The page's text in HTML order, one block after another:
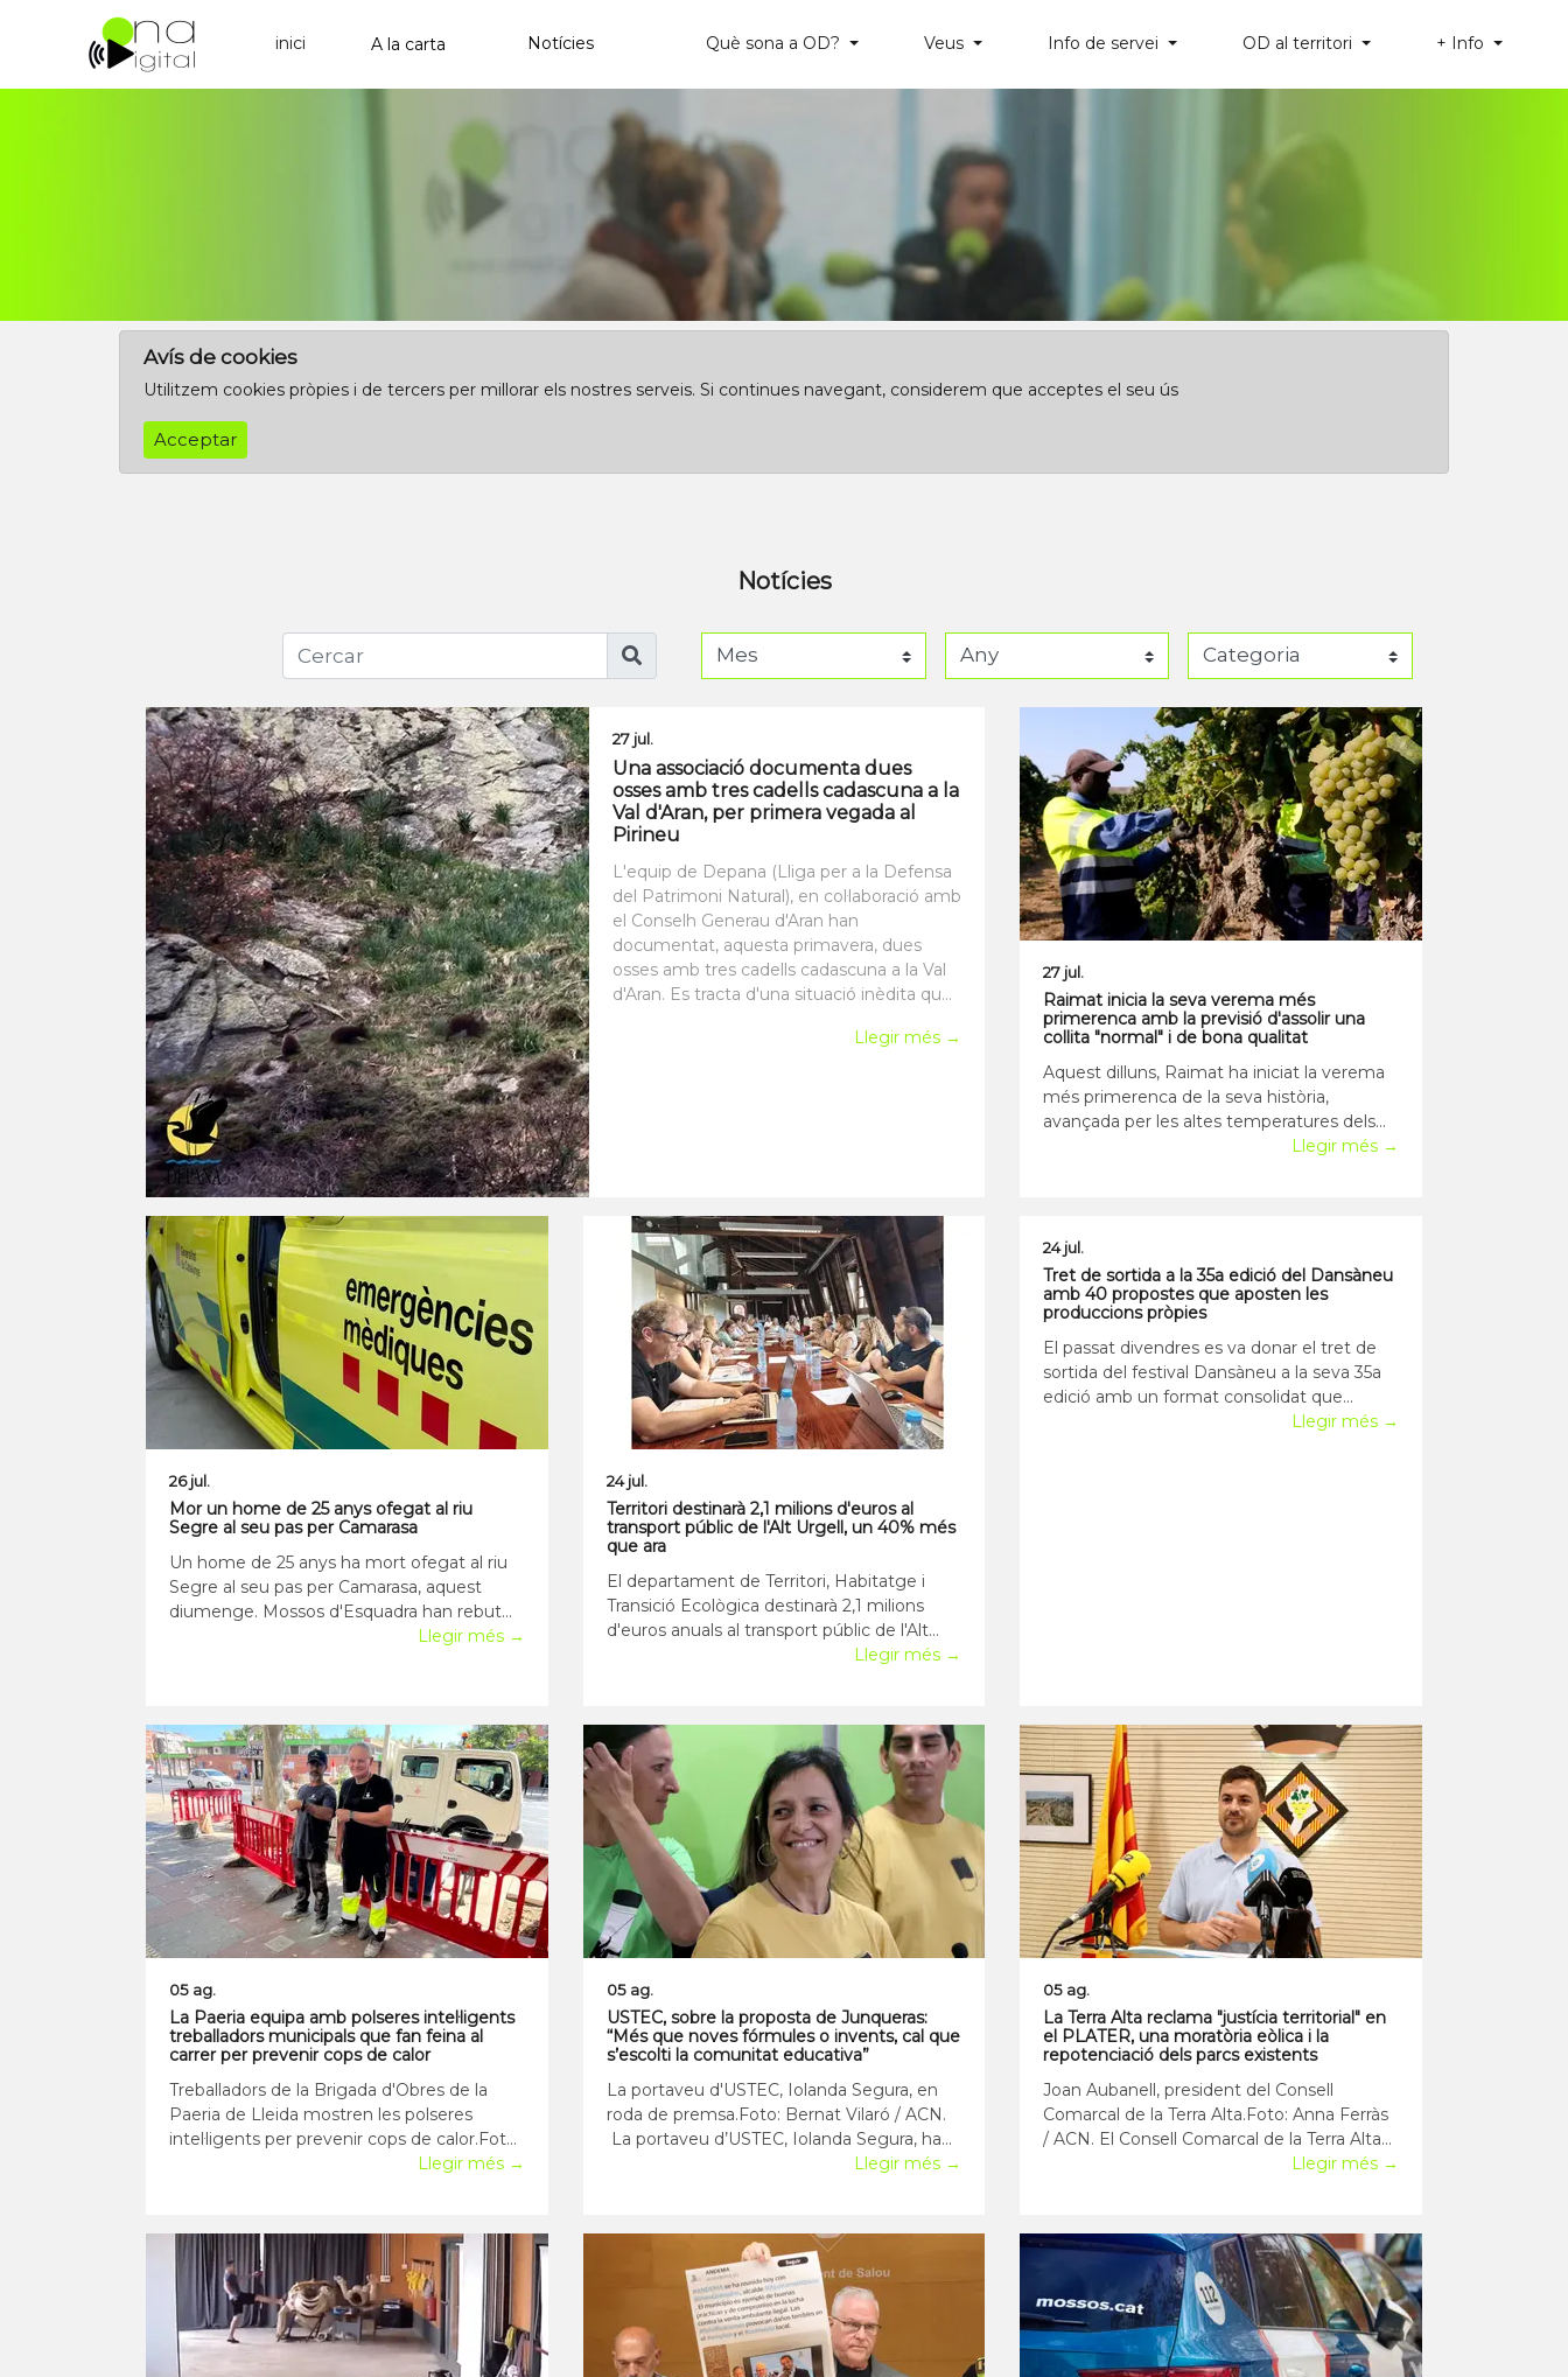
inici Notícies Què sona a OD? Veus Info de servei OD al territori + Info
Avís de cookies
Utilitzem cookies pròpies i de tercers per millorar els nostres serveis. Si continues navegant, considerem que acceptes el seu ús
Acceptar
Notícies
27 jul.
Una associació documenta dues
osses amb tres cadells cadascuna a la
Val d'Aran, per primera vegada al
Pirineu
L'equip de Depana (Lliga per a la Defensa
del Patrimoni Natural), en col·laboració amb
el Conselh Generau d'Aran han
documentat, aquesta primavera, dues
osses amb tres cadells cadascuna a la Val
d'Aran. Es tracta d'una situació inèdita que
Llegir més →
27 jul.
Raimat inicia la seva verema més
primerenca amb la previsió d'assolir una
collita "normal" i de bona qualitat
Aquest dilluns, Raimat ha iniciat la verema
més primerenca de la seva història,
avançada per les altes temperatures dels
últims mesos. El celler lleidatà preveu
Llegir més →
26 jul.
Mor un home de 25 anys ofegat al riu
Segre al seu pas per Camarasa
Un home de 25 anys ha mort ofegat al riu
Segre al seu pas per Camarasa, aquest
diumenge. Mossos d'Esquadra han rebut
l'avís a les 14.20 hores, i expliquen a l'ACN
Llegir més →
24 jul.
Territori destinarà 2,1 milions d'euros al
transport públic de l'Alt Urgell, un 40% més
que ara
El departament de Territori, Habitatge i
Transició Ecològica destinarà 2,1 milions
d'euros anuals al transport públic de l'Alt
Urgell, un 40% més que els 1,5 milions
presentat, el passat
Llegir més →
24 jul.
Tret de sortida a la 35a edició del Dansàneu
amb 40 propostes que aposten les
produccions pròpies
El passat divendres es va donar el tret de
sortida del festival Dansàneu a la seva 35a
edició amb un format consolidat que
aposta fort per les produccions pròpies.
Llegir més →
05 ag.
La Paeria equipa amb polseres intel·ligents
treballadors municipals que fan feina al
carrer per prevenir cops de calor
Treballadors de la Brigada d'Obres de la
Paeria de Lleida mostren les polseres
intel·ligents per prevenir cops de calor.Foto:
Ajuntament de Lleida. La Paeria de Lleida
prevenir els cops de calor entre treballadors
mu
Llegir més →
05 ag.
USTEC, sobre la proposta de Junqueras:
“Més que noves fórmules o invents, cal que
s’escolti la comunitat educativa”
La portaveu d'USTEC, Iolanda Segura, en
roda de premsa.Foto: Bernat Vilaró / ACN.
La portaveu d’USTEC, Iolanda Segura, ha
dit sobre la proposta de “gran acord” del
la comunitat educativa”. Segura ha puntuali
Llegir més →
05 ag.
La Terra Alta reclama "justícia territorial" en
el PLATER, una moratòria eòlica i la
repotenciació dels parcs existents
Joan Aubanell, president del Consell
Comarcal de la Terra Alta.Foto: Anna Ferràs
/ ACN. El Consell Comarcal de la Terra Alta
ha al·legat contra el PLATER amb les
d'aquesta energia renovable, i que cal
Llegir més →